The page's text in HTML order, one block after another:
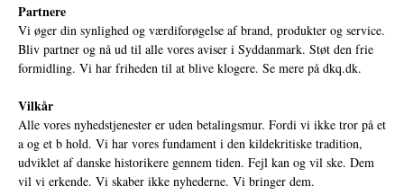
Partnere
Vi øger din synlighed og værdiforøgelse af brand, produkter og service.
Bliv partner og nå ud til alle vores aviser i Syddanmark. Støt den frie
formidling. Vi har friheden til at blive klogere. Se mere på dkq.dk.
Vilkår
Alle vores nyhedstjenester er uden betalingsmur. Fordi vi ikke tror på et
a og et b hold. Vi har vores fundament i den kildekritiske tradition,
udviklet af danske historikere gennem tiden. Fejl kan og vil ske. Dem
vil vi erkende. Vi skaber ikke nyhederne. Vi bringer dem.